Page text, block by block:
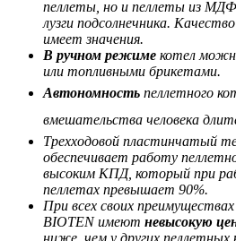
пеллеты, но и пеллеты из
лузги подсолнечника.
имеет значения.
В ручном режиме котел
или топливными брикетами.
Автономность пеллетного
вмешательства человека
Трехходовой пластинчатый
обеспечивает работу
высоким КПД, который при
пеллетах превышает 90%.
При всех своих
BIOTEN имеют невысокую